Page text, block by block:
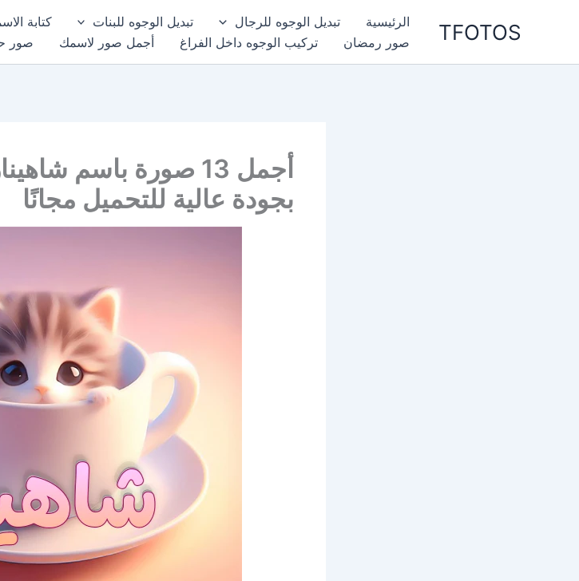
TFOTOS الرئيسية تبديل الوجوه للرجال تبديل الوجوه للبنات كتابة
صور رمضان
تركيب الوجوه داخل الفراغ أجمل صور لاسمك صور
أجمل 13 صورة باسم
بجودة عالية للتحميل مجانًا